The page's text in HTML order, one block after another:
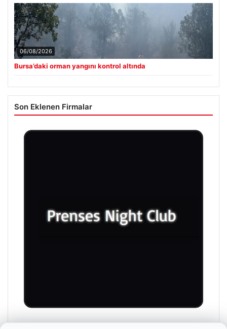
06/08/2026
Bursa’daki orman yangını kontrol altında
Son Eklenen Firmalar